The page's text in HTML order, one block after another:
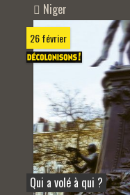
Niger
26 février
Qui a volé à qui ?